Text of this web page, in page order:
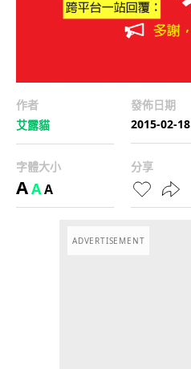
作者
艾露貓
發佈日期
2015-02-18
字體大小
AAA
分享
ADVERTISEMENT